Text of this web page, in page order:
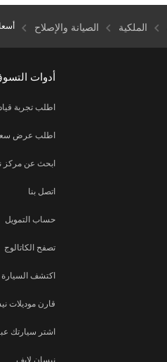
الملكية الصيانة والإصلاح
أدوات
اطلب تجربة
اطلب عرض
ابحث عن مركز
اتصل بنا
حساب التمويل
تصفح الكاتالوج
اكتشف السيارة
قارن موديلات
اشتر سيارتك